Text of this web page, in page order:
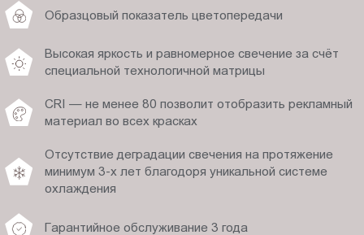
Образцовый показатель цветопередачи
Высокая яркость и равномерное свечение за счёт
специальной технологичной матрицы
CRI — не менее 80 позволит отобразить рекламный
материал во всех красках
Отсутствие деградации свечения на протяжение
минимум 3-х лет благодоря уникальной системе
охлаждения
Гарантийное обслуживание 3 года